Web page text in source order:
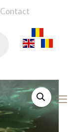
Contact